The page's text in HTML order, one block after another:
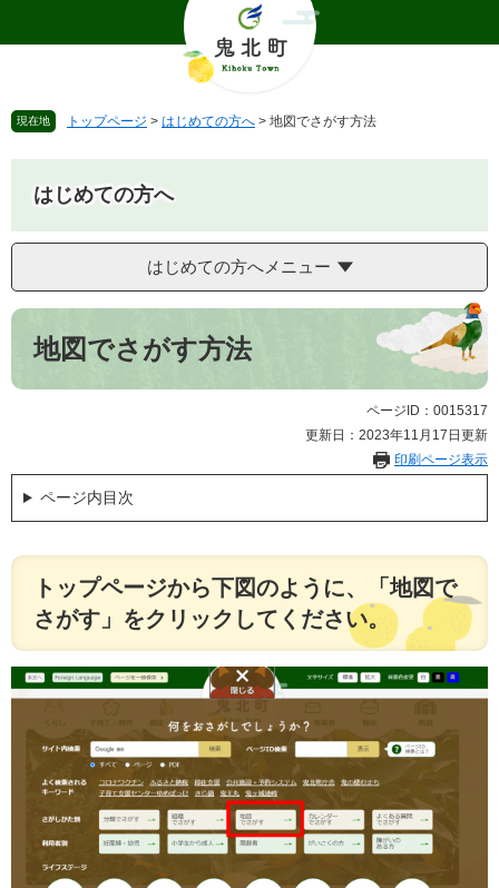
頭
飛
文
現在地 トップページ > はじめての方へ > 地図でさがす方法
はじめての方へ
はじめての方へメニュー
本
地図でさがす方法
ページID：0015317
更新日：2023年11月17日更新
印刷ページ表示
ページ内目次
トップページから下図のように、「地図で
さがす」をクリックしてください。